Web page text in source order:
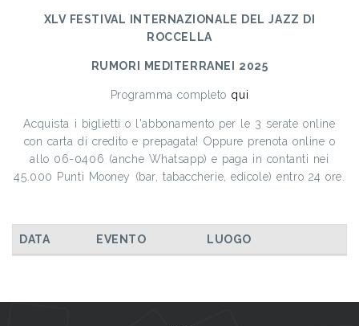
XLV FESTIVAL INTERNAZIONALE DEL JAZZ DI
ROCCELLA
RUMORI MEDITERRANEI 2025
Programma completo qui
Acquista i biglietti o l'abbonamento per le 3 serate online
con carta di credito e prepagata! Oppure prenota online o
allo 06-0406 (anche Whatsapp) e paga in contanti nei
45.000 Punti Mooney (bar, tabaccherie, edicole) entro 24 ore.
DATA EVENTO LUOGO